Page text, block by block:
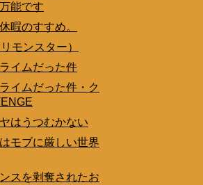
能です
暇のすすめ。
モンスター）
イムだった件
イムだった件・ク
はうつむかない
モブに厳しい世界
スを剥奪されたお